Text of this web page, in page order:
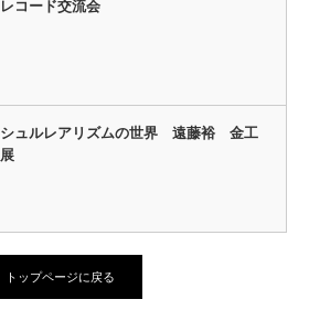
レコード交流会
シュルレアリズムの世界 遠藤裕 金工
展
トップページに戻る